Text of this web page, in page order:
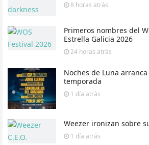
8 horas atrás
Primeros nombres del
Estrella Galicia 2026
24 horas atrás
Noches de Luna
temporada
1 día atrás
Weezer ironizan sobre
1 día atrás